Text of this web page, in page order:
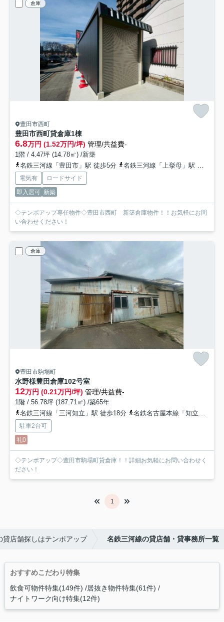
倉庫
豊田市西町
豊田市西町貸倉庫1棟
6.8万円 (1.52万円/坪) 管理/共益費-
1階 / 4.47坪 (14.78㎡) /新築
名鉄三河線「豊田市」駅 徒歩5分
名鉄三河線「上挙母」駅 徒歩22分
電気有
ロードサイド
即入居可 新築
◇テンポアップ専任物件◇豊田市西町 新築倉庫物件！！お気軽にお問
い合わせください！
倉庫
豊田市駒場町
水野様豊田倉庫102号室
12万円 (0.21万円/坪) 管理/共益費-
1階 / 56.78坪 (187.71㎡) /築65年
名鉄三河線「三河知立」駅 徒歩18分
名鉄名古屋本線「知立」駅 徒歩21分
駐車2台可
礼0
◇テンポアップ◇豊田市駒場町貸倉庫！！詳細お気軽にお問い合わせく
ださい！
1
店舗探しはテンポアップ 名鉄三河線の貸店舗・貸事務所一覧
おすすめこだわり特集
飲食可物件特集(149件) 居抜き物件特集(61件)
ナイトワーク向け特集(12件)